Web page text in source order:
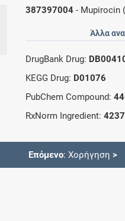
387397004 - Mupirocin
Άλλα
DrugBank Drug:
KEGG Drug: D01076
PubChem Compound:
RxNorm Ingredient:
Επόμενο: Χορήγηση >